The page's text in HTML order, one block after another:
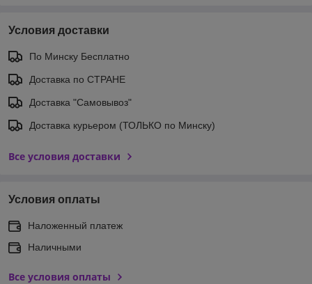
Условия доставки
По Минску Бесплатно
Доставка по СТРАНЕ
Доставка "Самовывоз"
Доставка курьером (ТОЛЬКО по Минску)
Все условия доставки
Условия оплаты
Наложенный платеж
Наличными
Все условия оплаты